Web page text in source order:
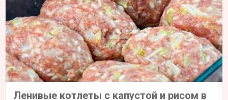
Ленивые котлеты с капустой и рисом в